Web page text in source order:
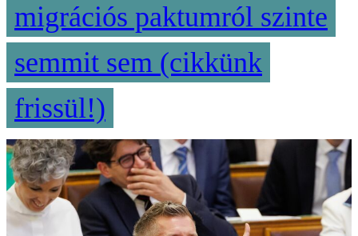
migrációs paktumról szinte
semmit sem (cikkünk
frissül!)